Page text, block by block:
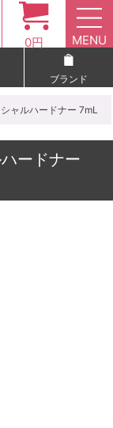
0円 MENU
ブランド
ャルハードナー 7mL
ードナー